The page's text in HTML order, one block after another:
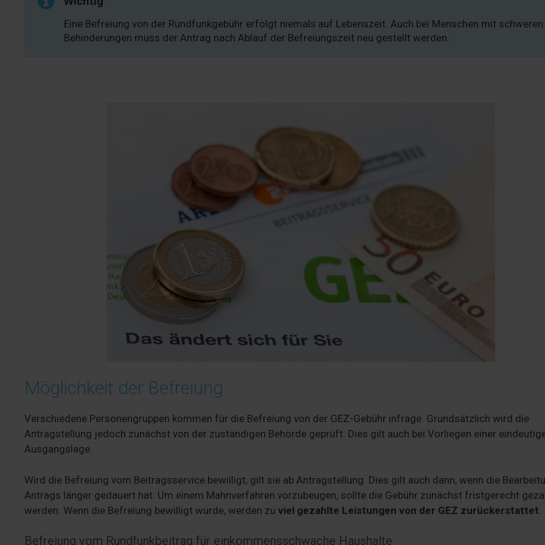
Eine Befreiung von der Rundfunkgebühr erfolgt niemals auf Lebenszeit. Auch bei Menschen mit schweren
Behinderungen muss der Antrag nach Ablauf der Befreiungszeit neu gestellt werden.
Möglichkeit der Befreiung
Verschiedene Personengruppen kommen für die Befreiung von der GEZ-Gebühr infrage. Grundsätzlich wird die
Antragstellung jedoch zunächst von der zuständigen Behörde geprüft. Dies gilt auch bei Vorliegen einer
Ausgangslage.
Wird die Befreiung vom Beitragsservice bewilligt, gilt sie ab Antragstellung. Dies gilt auch dann, wenn die
Antrags länger gedauert hat. Um einem Mahnverfahren vorzubeugen, sollte die Gebühr zunächst fristgerecht
werden. Wenn die Befreiung bewilligt wurde, werden zu viel gezahlte Leistungen von der GEZ zurückerstattet
Befreiung vom Rundfunkbeitrag für einkommensschwache Haushalte